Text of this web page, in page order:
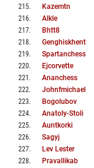
215. Kazemtn
216. Alkle
217. Bhtt8
218. Genghiskhent
219. Spartanchess
220. Ejcorvette
221 . Ananchess
222. Johnfmichael
223. Bogolubov
224. Anatoly-Stoli
225. Auntkorki
226. Sagyj
227. Lev Lester
228. Pravallikab